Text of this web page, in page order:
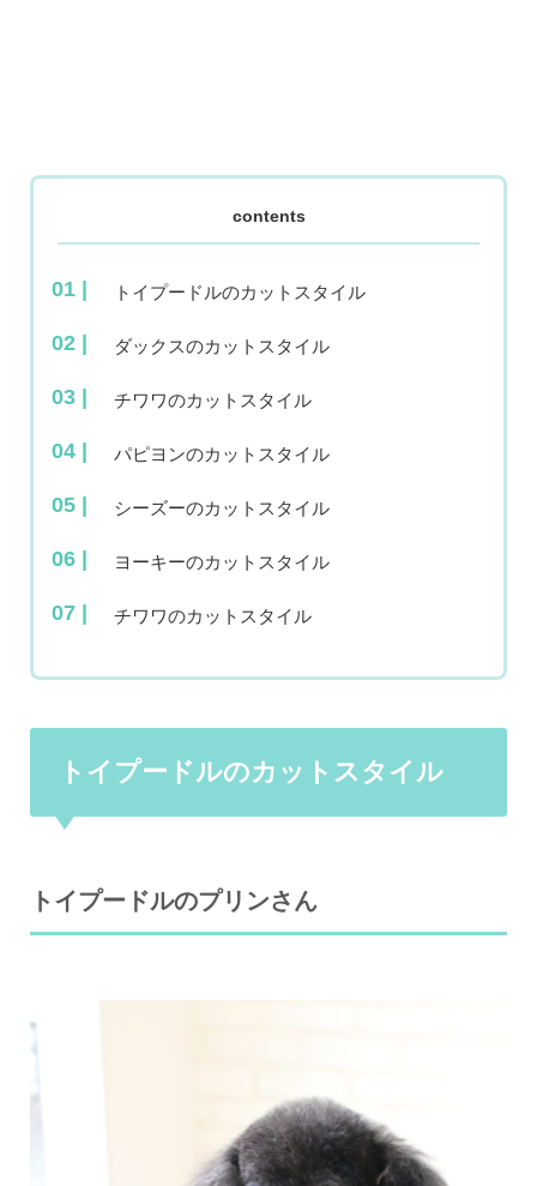
contents
トイプードルのカットスタイル
ダックスのカットスタイル
チワワのカットスタイル
パピヨンのカットスタイル
シーズーのカットスタイル
ヨーキーのカットスタイル
チワワのカットスタイル
トイプードルのカットスタイル
トイプードルのプリンさん